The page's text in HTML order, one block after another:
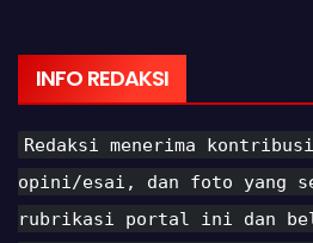
INFO REDAKSI
Redaksi menerima
opini/esai, dan foto yang
rubrikasi portal ini dan